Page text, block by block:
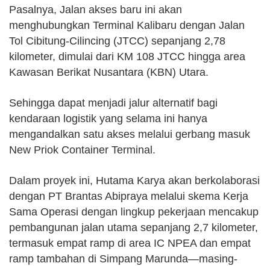
Pasalnya, Jalan akses baru ini akan
menghubungkan Terminal Kalibaru dengan Jalan
Tol Cibitung-Cilincing (JTCC) sepanjang 2,78
kilometer, dimulai dari KM 108 JTCC hingga area
Kawasan Berikat Nusantara (KBN) Utara.
Sehingga dapat menjadi jalur alternatif bagi
kendaraan logistik yang selama ini hanya
mengandalkan satu akses melalui gerbang masuk
New Priok Container Terminal.
Dalam proyek ini, Hutama Karya akan berkolaborasi
dengan PT Brantas Abipraya melalui skema Kerja
Sama Operasi dengan lingkup pekerjaan mencakup
pembangunan jalan utama sepanjang 2,7 kilometer,
termasuk empat ramp di area IC NPEA dan empat
ramp tambahan di Simpang Marunda—masing-